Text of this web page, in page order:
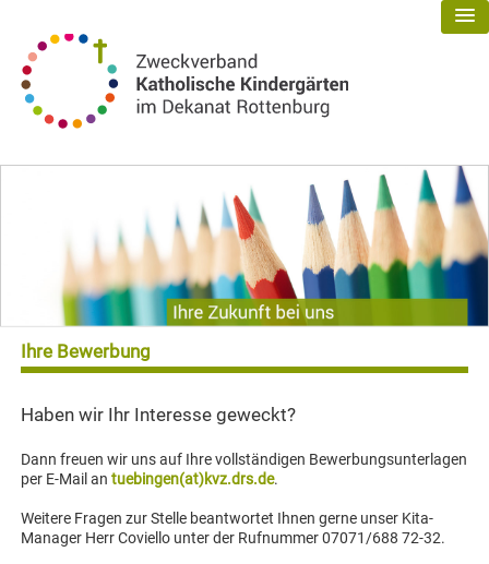
Ihre Bewerbung
Haben wir Ihr Interesse geweckt?
Dann freuen wir uns auf Ihre vollständigen Bewerbungsunterlagen
per E-Mail antuebingen(at)kvz.drs.de.
Weitere Fragen zur Stelle beantwortet Ihnen gerne unser Kita-
Manager Herr Coviello unter der Rufnummer 07071/688 72-32.